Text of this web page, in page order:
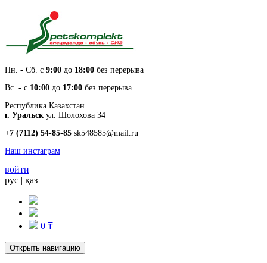
Пн. - Cб. с 9:00 до 18:00 без перерыва
Вс. - с 10:00 до 17:00 без перерыва
Республика Казахстан
г. Уральск ул. Шолохова 34
+7 (7112) 54-85-85 sk548585@mail.ru
Наш инстаграм
войти
рус | қаз
0 ₸
Открыть навигацию